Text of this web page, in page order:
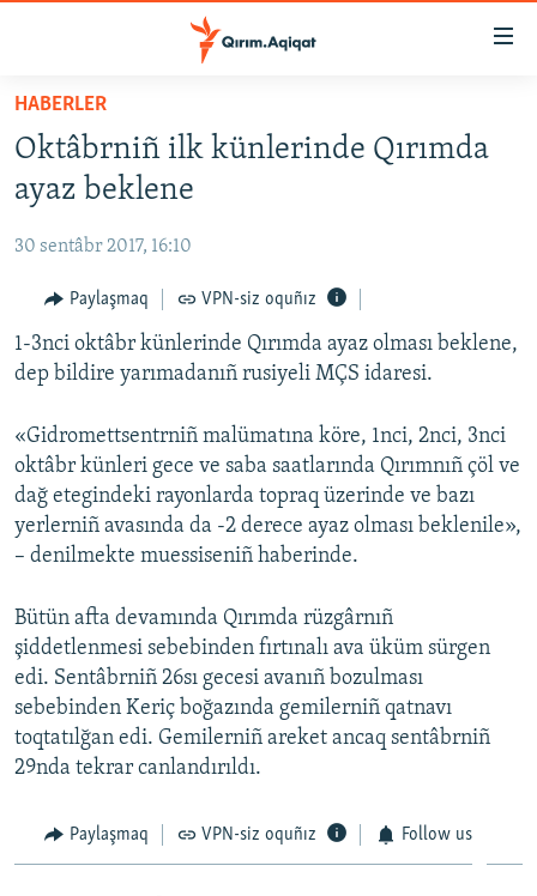
Esas
qaytmaq
Baş
navigatsiyağa
qaytmaq
qaytmaq
HABERLER
SİYASET
İQTİSADİYAT
CEMİYET
MEDENİYET
İNSAN AQLARI
VİDEO
SÜRET
BLOGLAR
FİKİR
Українською
QOŞULIÑIZ!
HABERLER
Oktâbrniñ ilk künlerinde Qırımda
ayaz beklene
30 sentâbr 2017, 16:10
Paylaşmaq VPN-siz oquñız
1-3nci oktâbr künlerinde Qırımda ayaz olması beklene,
dep bildire yarımadanıñ rusiyeli MÇS idaresi.
«Gidromettsentrniñ malümatına köre, 1nci, 2nci, 3nci
oktâbr künleri gece ve saba saatlarında Qırımnıñ çöl ve
dağ etegindeki rayonlarda topraq üzerinde ve bazı
yerlerniñ avasında da -2 derece ayaz olması beklenile»,
– denilmekte muessiseniñ haberinde.
Bütün afta devamında Qırımda rüzgârnıñ
şiddetlenmesi sebebinden fırtınalı ava üküm sürgen
edi. Sentâbrniñ 26sı gecesi avanıñ bozulması
sebebinden Keriç boğazında gemilerniñ qatnavı
toqtatılğan edi. Gemilerniñ areket ancaq sentâbrniñ
29nda tekrar canlandırıldı.
Paylaşmaq VPN-siz oquñız Follow us